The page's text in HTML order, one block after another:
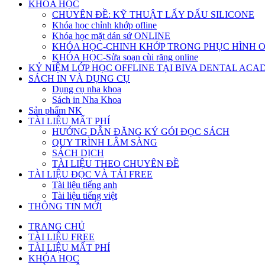
KHÓA HỌC
CHUYÊN ĐỀ: KỸ THUẬT LẤY DẤU SILICONE
Khóa học chỉnh khớp ofline
Khóa học mặt dán sứ ONLINE
KHÓA HỌC-CHINH KHỚP TRONG PHỤC HÌNH
KHÓA HỌC-Sửa soạn cùi răng online
KỶ NIỆM LỚP HỌC OFFLINE TẠI BIVA DENTAL
SÁCH IN VÀ DỤNG CỤ
Dụng cụ nha khoa
Sách in Nha Khoa
Sản phẩm NK
TÀI LIỆU MẤT PHÍ
HƯỚNG DẪN ĐĂNG KÝ GÓI ĐỌC SÁCH
QUY TRÌNH LÂM SÀNG
SÁCH DỊCH
TÀI LIỆU THEO CHUYÊN ĐỀ
TÀI LIỆU ĐỌC VÀ TẢI FREE
Tài liệu tiếng anh
Tài liệu tiếng việt
THÔNG TIN MỚI
TRANG CHỦ
TÀI LIỆU FREE
TÀI LIỆU MẤT PHÍ
KHÓA HỌC